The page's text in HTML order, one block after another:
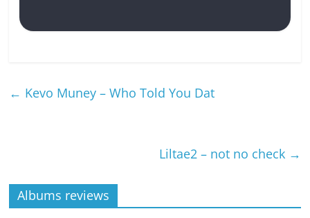
← Kevo Muney – Who Told You Dat
Liltae2 – not no check →
Albums reviews